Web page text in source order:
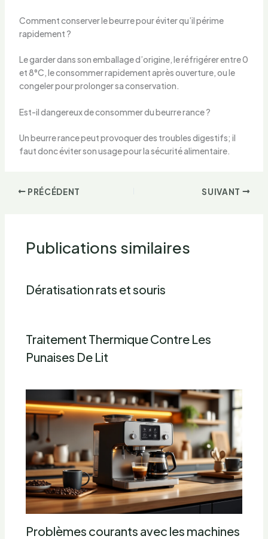
Comment conserver le beurre pour éviter qu’il périme
rapidement ?
Le garder dans son emballage d’origine, le réfrigérer entre 0
et 8°C, le consommer rapidement après ouverture, ou le
congeler pour prolonger sa conservation.
Est-il dangereux de consommer du beurre rance ?
Un beurre rance peut provoquer des troubles digestifs; il
faut donc éviter son usage pour la sécurité alimentaire.
PRÉCÉDENT SUIVANT
Publications similaires
Dératisation rats et souris
Traitement Thermique Contre Les
Punaises De Lit
Problèmes courants avec les machines